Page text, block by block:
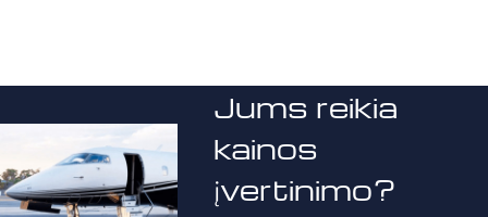
Jums reikia
kainos
įvertinimo?